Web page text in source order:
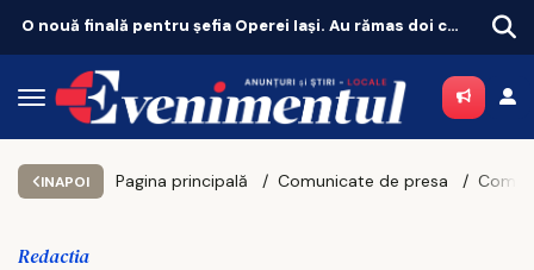
O nouă finală pentru șefia Operei Iași. Au rămas doi candidați Unde scoți copilul în weekend la Iași
INAPOI Pagina principală Comunicate de presa
Redactia